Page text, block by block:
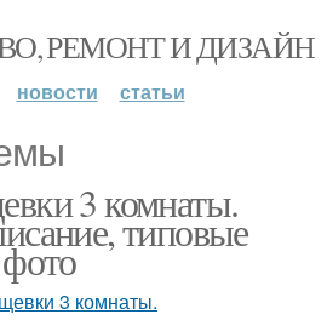
РЕМОНТ И ДИЗАЙН
новости статьи
3 комнаты.
типовые